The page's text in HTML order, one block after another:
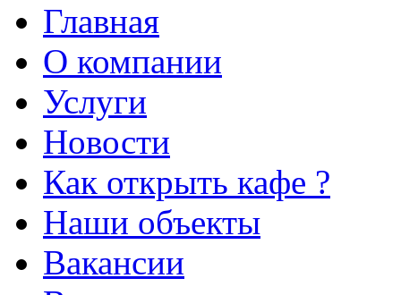
Главная
О компании
Услуги
Новости
Как открыть кафе ?
Наши объекты
Вакансии